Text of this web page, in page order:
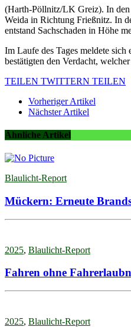
(Harth-Pöllnitz/LK Greiz). In den
Weida in Richtung Frießnitz. In
entstand Sachschaden in Höhe
Im Laufe des Tages meldete
bestätigten den Verdacht,
TEILEN TWITTERN TEILEN
Vorheriger Artikel
Nächster Artikel
Ähnliche Artikel
Blaulicht-Report
Mückern: Erneute
2025, Blaulicht-Report
Fahren ohne
2025, Blaulicht-Report